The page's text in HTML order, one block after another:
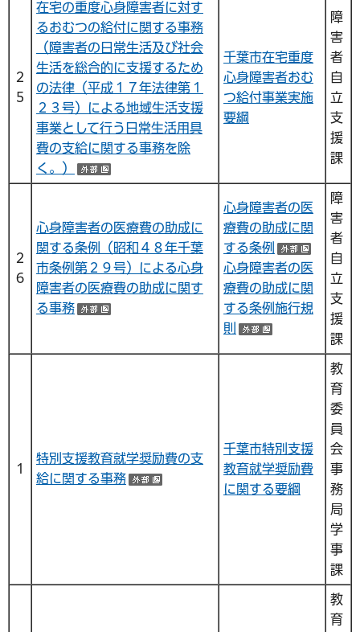
２
５
在宅の重度心身障害者に対す
るおむつの給付に関する事務
（障害者の日常生活及び社会
生活を総合的に支援するため
の法律（平成１７年法律第１
２３号）による地域生活支援
事業として行う日常生活用具
費の支給に関する事務を除
く。）
千葉市在宅重度
心身障害者おむ
つ給付事業実施
要綱
障
害
者
自
立
支
援
課
２
６
心身障害者の医療費の助成に
関する条例（昭和４８年千葉
市条例第２９号）による心身
障害者の医療費の助成に関す
る事務
（外部サイトへリンク）
心身障害者の医
療費の助成に関
する条例
（外部
心身障害者の医
療費の助成に関
する条例施行規
則
（外部サイト
障
害
者
自
立
支
援
課
１
特別支援教育就学奨励費の支
給に関する事務
（外部サイトへリンク）
千葉市特別支援
教育就学奨励費
に関する要綱
教
育
委
員
会
事
務
局
学
事
課
教
育